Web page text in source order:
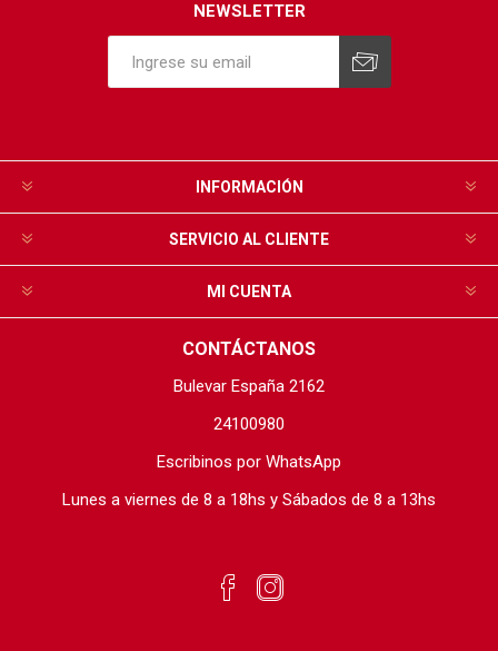
NEWSLETTER
INFORMACIÓN
SERVICIO AL CLIENTE
MI CUENTA
CONTÁCTANOS
Bulevar España 2162
24100980
Escribinos por WhatsApp
Lunes a viernes de 8 a 18hs y Sábados de 8 a 13hs